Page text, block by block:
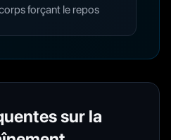
forçant le repos
sur la